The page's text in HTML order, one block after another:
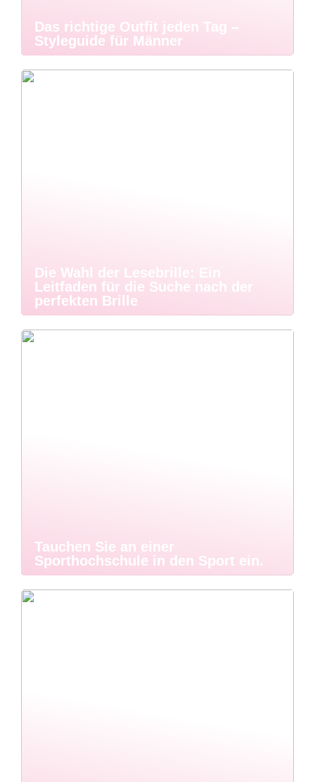
Das richtige Outfit jeden Tag –
Styleguide für Männer
Die Wahl der Lesebrille: Ein
Leitfaden für die Suche nach der
perfekten Brille
Tauchen Sie an einer
Sporthochschule in den Sport ein.